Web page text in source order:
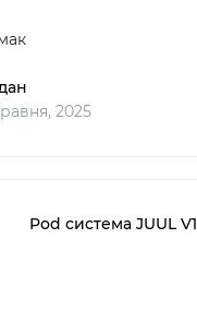
2025
Pod система JUUL V1